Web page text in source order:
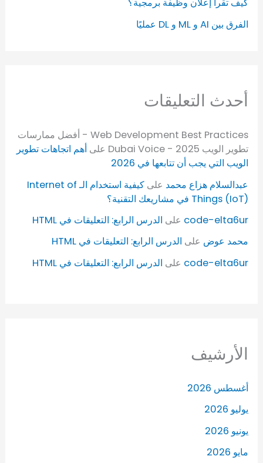
كيف تقرأ إعلان وظيفة برمجية؟
الفرق بين AI و ML و DL عمليًا
أحدث التعليقات
Web Development Best Practices - أفضل ممارسات
تطوير الويب 2025 - Dubai Voice
علىأهم اتجاهات تطوير
الويب التي يجب أن تتابعها في 2026
عبدالسلام هزاع محمد على
كيفية استخدام الـ Internet of
Things (IoT) في مشاريعك التقنية؟
code-elta6ur على الدرس الرابع: التعليقات في HTML
محمد عوض على الدرس الرابع: التعليقات في HTML
code-elta6ur على الدرس الرابع: التعليقات في HTML
الأرشيف
أغسطس 2026
يوليو 2026
يونيو 2026
مايو 2026